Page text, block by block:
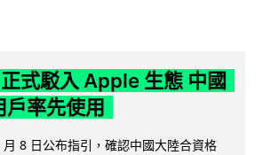
式駁入 Apple 生態 中國
率先使用
8 日公布指引，確認中國大陸合資格